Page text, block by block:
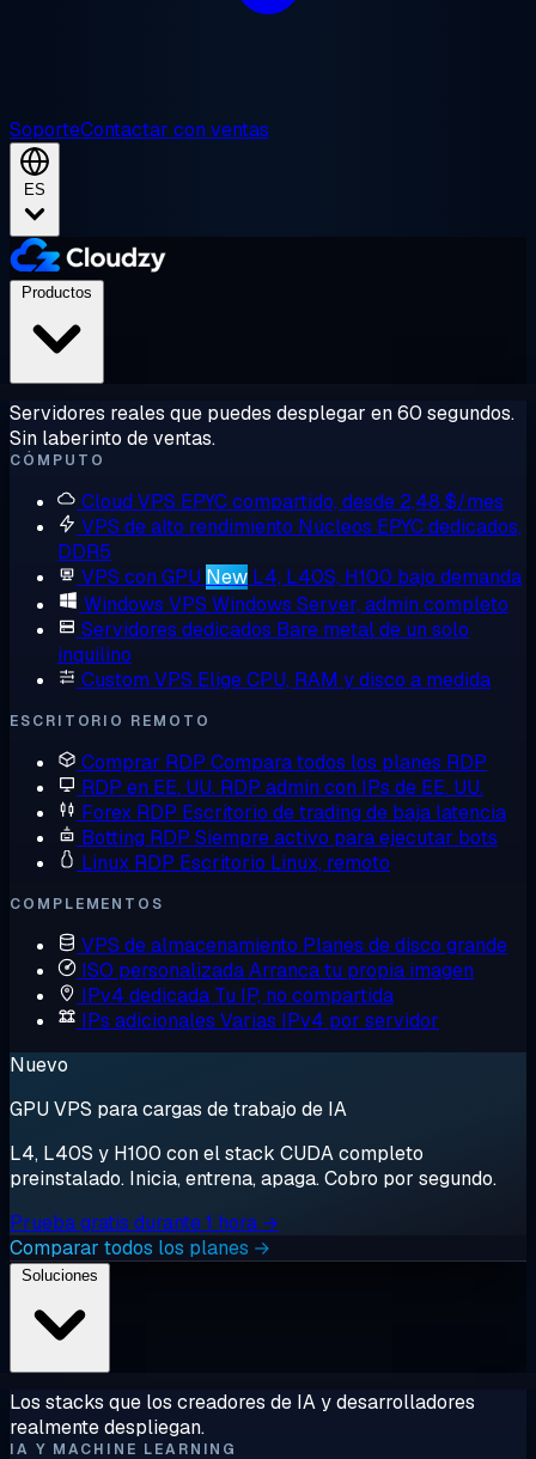
SoporteContactar con ventas
ES
Servidores reales que puedes desplegar en 60 segundos.
Sin laberinto de ventas.
CÓMPUTO
Cloud VPS EPYC compartido, desde 2,48 $/mes
VPS de alto rendimiento Núcleos EPYC dedicados,
DDR5
VPS con GPU New L4, L40S, H100 bajo demanda
Windows VPS Windows Server, admin completo
Servidores dedicados Bare metal de un solo
inquilino
Custom VPS Elige CPU, RAM y disco a medida
ESCRITORIO REMOTO
Comprar RDP Compara todos los planes RDP
RDP en EE. UU. RDP admin con IPs de EE. UU.
Forex RDP Escritorio de trading de baja latencia
Botting RDP Siempre activo para ejecutar bots
Linux RDP Escritorio Linux, remoto
COMPLEMENTOS
VPS de almacenamiento Planes de disco grande
ISO personalizadaArranca tu propia imagen
IPv4 dedicada Tu IP, no compartida
IPs adicionales Varias IPv4 por servidor
Nuevo
GPU VPS para cargas de trabajo de IA
L4, L40S y H100 con el stack CUDA completo
preinstalado. Inicia, entrena, apaga. Cobro por segundo.
Prueba gratis durante 1 hora →
Comparar todos los planes →
Los stacks que los creadores de IA y desarrolladores
realmente despliegan.
IA Y MACHINE LEARNING